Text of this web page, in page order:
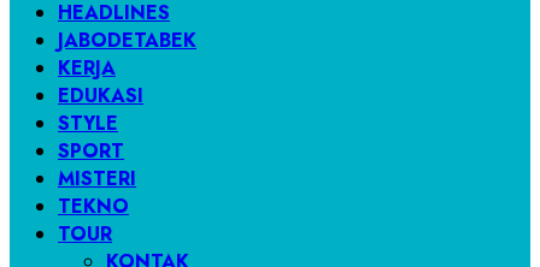
HEADLINES
JABODETABEK
KERJA
EDUKASI
STYLE
SPORT
MISTERI
TEKNO
TOUR